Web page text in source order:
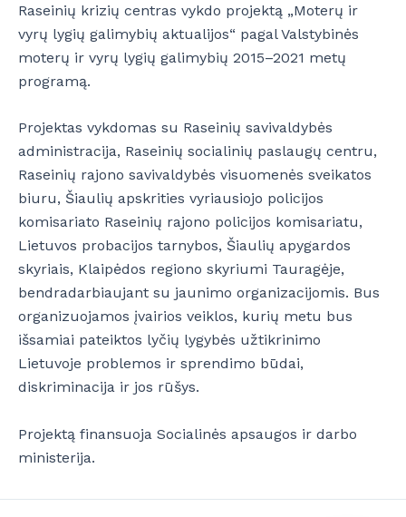
Raseinių krizių centras vykdo projektą „Moterų ir
vyrų lygių galimybių aktualijos“ pagal Valstybinės
moterų ir vyrų lygių galimybių 2015–2021 metų
programą.
Projektas vykdomas su Raseinių savivaldybės
administracija, Raseinių socialinių paslaugų centru,
Raseinių rajono savivaldybės visuomenės sveikatos
biuru, Šiaulių apskrities vyriausiojo policijos
komisariato Raseinių rajono policijos komisariatu,
Lietuvos probacijos tarnybos, Šiaulių apygardos
skyriais, Klaipėdos regiono skyriumi Tauragėje,
bendradarbiaujant su jaunimo organizacijomis. Bus
organizuojamos įvairios veiklos, kurių metu bus
išsamiai pateiktos lyčių lygybės užtikrinimo
Lietuvoje problemos ir sprendimo būdai,
diskriminacija ir jos rūšys.
Projektą finansuoja Socialinės apsaugos ir darbo
ministerija.